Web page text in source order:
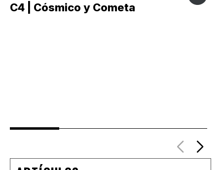
C4 | Cósmico y Cometa